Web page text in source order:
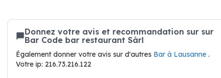
Donnez votre avis et recommandation sur sur
Bar Code bar restaurant Sàrl
Également donner votre avis sur d'autres Bar à Lausanne .
Votre ip: 216.73.216.122